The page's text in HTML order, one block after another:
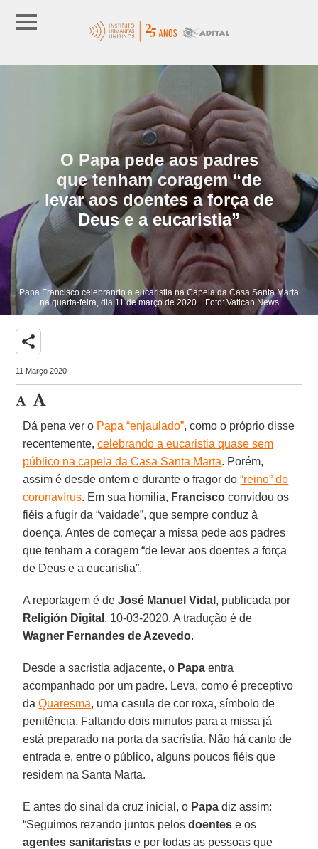
O Papa pede aos padres
que tenham coragem “de
levar aos doentes a força de
Deus e a eucaristia”
Papa Francisco celebrando a eucaristia na Capela da Casa Santa Marta
na quarta-feira, dia 11 de março de 2020. | Foto: Vatican News
share
11 Março 2020
Dá pena ver o Papa “enjaulado”, como o próprio disse
recentemente,celebrando a eucaristia quase sem
público na capela da Casa Santa Marta. Porém,
assim é desde ontem e durante o fragor do“reino” do
coronavírus. Em sua homilia, Francisco convidou os
fiéis a fugir da “vaidade”, que sempre conduz à
doença. Antes de começar a missa pede aos padres
que tenham a coragem “de levar aos doentes a força
de Deus e a eucaristia”.
A reportagem é deJosé Manuel Vidal , publicada por
Religión Digital , 10-03-2020. A tradução é de
Wagner Fernandes de Azevedo.
Desde a sacristia adjacente, o Papa entra
acompanhado por um padre. Leva, como é preceptivo
daQuaresma, uma casula de cor roxa, símbolo de
penitência. Faltando dois minutos para a missa já
está preparado na porta da sacristia. Não há canto de
entrada e, entre o público, alguns poucos fiéis que
residem na Santa Marta.
E antes do sinal da cruz inicial, o Papa diz assim:
“Seguimos rezando juntos pelosdoentes e os
agentes sanitaristas e por todas as pessoas que